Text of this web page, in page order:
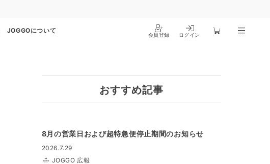
JOGGOについて
会員登録 ログイン
おすすめ記事
8月の営業日および超特急便停止期間のお知らせ
2026.7.29
JOGGO 広報